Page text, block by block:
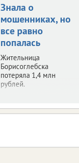
Знала о
мошенниках, но
все равно
попалась
Жительница
Борисоглебска
потеряла 1,4 млн
рублей.